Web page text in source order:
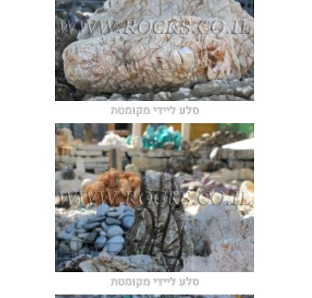
סלע ליידי מקומטת
סלע ליידי מקומטת